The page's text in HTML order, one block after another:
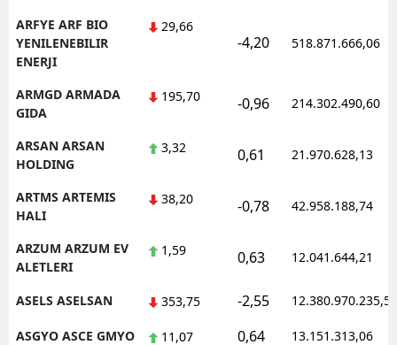
ARFYE ARF BIO
YENILENEBILIR
ENERJI
29,66
-4,20 518.871.666,06
ARMGD ARMADA
GIDA
195,70 -0,96 214.302.490,60
ARSAN ARSAN
HOLDING
3,32 0,61 21.970.628,13
ARTMS ARTEMIS
HALI
38,20 -0,78 42.958.188,74
ARZUM ARZUM EV
ALETLERI
1,59 0,63 12.041.644,21
ASELS ASELSAN 353,75 -2,55 12.380.970.235,50
ASGYO ASCE GMYO 11,07 0,64 13.151.313,06